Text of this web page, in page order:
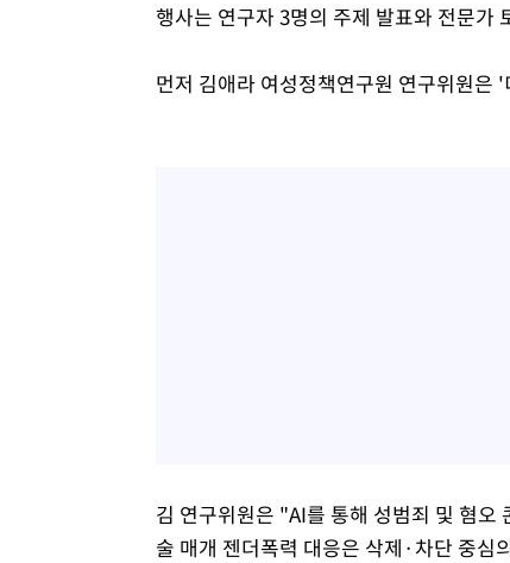
행사는 연구자 3명의 주제 발표와 전문가
먼저 김애라 여성정책연구원 연구위원은
김 연구위원은 "AI를 통해 성범죄 및 혐오
술 매개 젠더폭력 대응은 삭제·차단 중심